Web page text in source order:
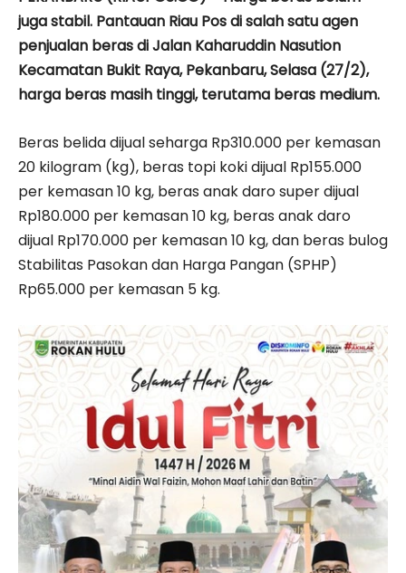
juga stabil. Pantauan Riau Pos di salah satu agen
penjualan beras di Jalan Kaharuddin Nasution
Kecamatan Bukit Raya, Pekanbaru, Selasa (27/2),
harga beras masih tinggi, terutama beras medium.
Beras belida dijual seharga Rp310.000 per kemasan
20 kilogram (kg), beras topi koki dijual Rp155.000
per kemasan 10 kg, beras anak daro super dijual
Rp180.000 per kemasan 10 kg, beras anak daro
dijual Rp170.000 per kemasan 10 kg, dan beras bulog
Stabilitas Pasokan dan Harga Pangan (SPHP)
Rp65.000 per kemasan 5 kg.